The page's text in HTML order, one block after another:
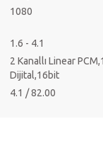
1080
1.6 - 4.1
2 Kanallı Linear
Dijital,16bit
4.1 / 82.00